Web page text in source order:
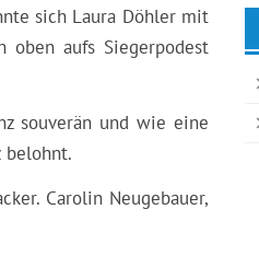
sich Laura Döhler mit
oben aufs Siegerpodest
souverän und wie eine
belohnt.
Carolin Neugebauer,